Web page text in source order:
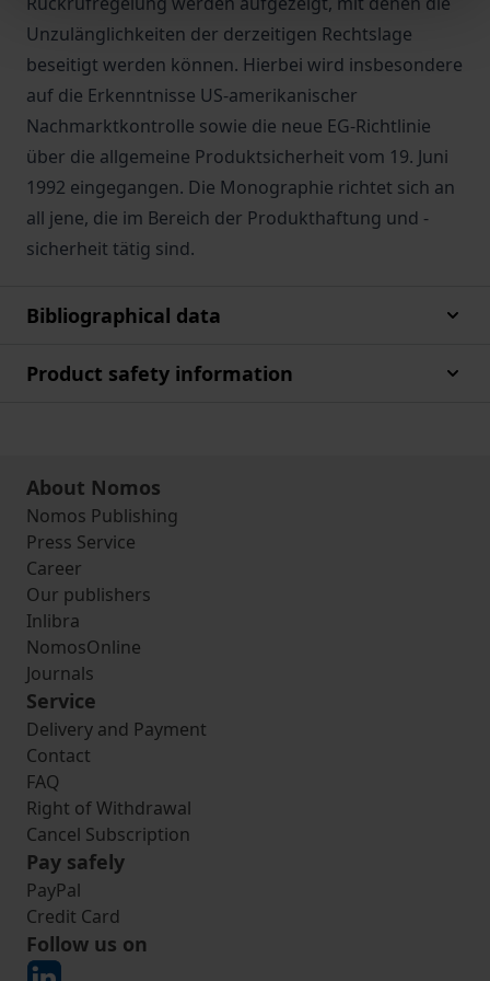
Unzulänglichkeiten der derzeitigen Rechtslage
beseitigt werden können. Hierbei wird insbesondere
auf die Erkenntnisse US-amerikanischer
Nachmarktkontrolle sowie die neue EG-Richtlinie
über die allgemeine Produktsicherheit vom 19. Juni
1992 eingegangen. Die Monographie richtet sich an
all jene, die im Bereich der Produkthaftung und -
sicherheit tätig sind.
Bibliographical data
Product safety information
About Nomos
Nomos Publishing
Press Service
Career
Our publishers
Inlibra
NomosOnline
Journals
Service
Delivery and Payment
Contact
FAQ
Right of Withdrawal
Cancel Subscription
Pay safely
PayPal
Credit Card
Follow us on